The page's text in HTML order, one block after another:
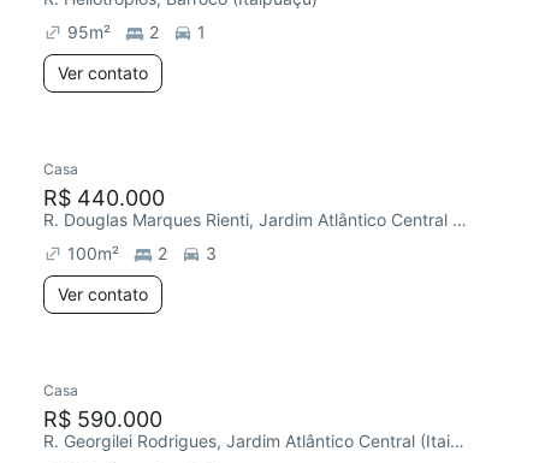
95m² 2
1
Ver contato
Casa
R$ 440.000
R. Douglas Marques Rienti, Jardim Atlântico Central (Itaipuaçu)
100m² 2
3
Ver contato
Casa
R$ 590.000
R. Georgilei Rodrigues, Jardim Atlântico Central (Itaipuaçu)